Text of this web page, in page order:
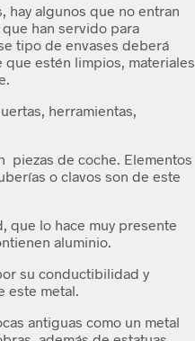
hay algunos que no entran
han servido para
tipo de envases deberá
estén limpios, materiales
herramientas,
piezas de coche. Elementos
o clavos son de este
que lo hace muy presente
aluminio.
su conductibilidad y
este metal.
antiguas como un metal